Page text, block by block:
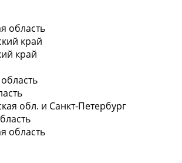
область
край
край
обл. и Санкт-Петербург
область